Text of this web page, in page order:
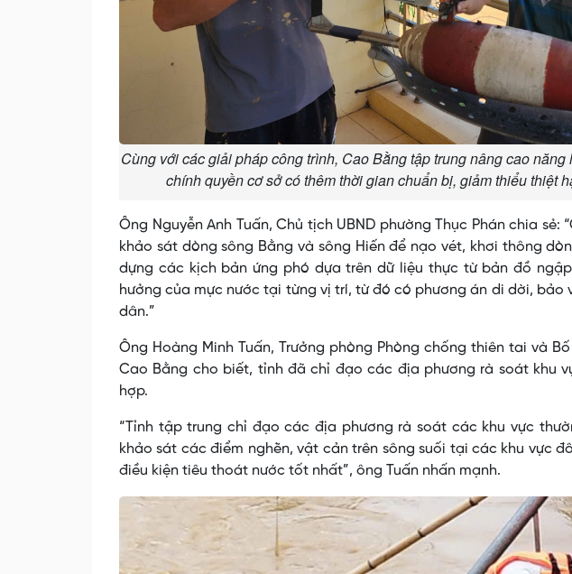
Cùng với các giải pháp công trình, Cao Bằng tập trung nâng cao
chính quyền cơ sở có thêm thời gian chuẩn bị, giảm thiểu thiệt
Ông Nguyễn Anh Tuấn, Chủ tịch UBND phường Thục Phán chia
khảo sát dòng sông Bằng và sông Hiến để nạo vét, khơi thông
dựng các kịch bản ứng phó dựa trên dữ liệu thực từ bản đồ
hưởng của mực nước tại từng vị trí, từ đó có phương án di dời, bảo
dân.”
Ông Hoàng Minh Tuấn, Trưởng phòng Phòng chống thiên tai và
Cao Bằng cho biết, tỉnh đã chỉ đạo các địa phương rà soát khu
hợp.
“Tỉnh tập trung chỉ đạo các địa phương rà soát các khu vực
khảo sát các điểm nghẽn, vật cản trên sông suối tại các khu vực
điều kiện tiêu thoát nước tốt nhất”, ông Tuấn nhấn mạnh.